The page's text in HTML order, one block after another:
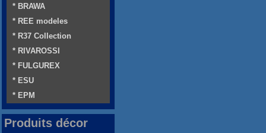
* BRAWA
* REE modeles
* R37 Collection
* RIVAROSSI
* FULGUREX
* ESU
* EPM
Produits décor